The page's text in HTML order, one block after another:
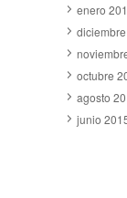
enero
octubre
agosto
junio